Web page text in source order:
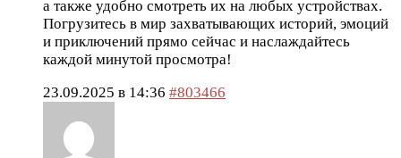
а также удобно смотреть их на любых устройствах.
Погрузитесь в мир захватывающих историй, эмоций
и приключений прямо сейчас и наслаждайтесь
каждой минутой просмотра!
23.09.2025 в 14:36 #803466